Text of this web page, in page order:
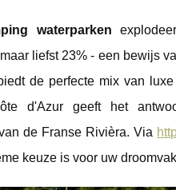
waterparken
liefst 23% - een bewijs
de perfecte mix van
d'Azur geeft het
de Franse Rivièra. Via
keuze is voor uw